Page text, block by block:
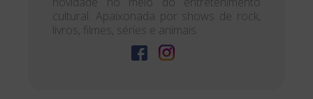
cultural. Apaixonada por shows de rock,
livros, filmes, séries e animais.